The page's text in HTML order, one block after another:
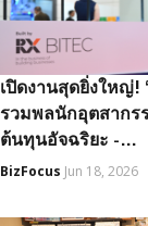
เปิดงานสุดยิ่งใหญ่!
รวมพลนักอุตสากร
ต้นทุนอัจฉริยะ -…
BizFocus Jun 18, 2026